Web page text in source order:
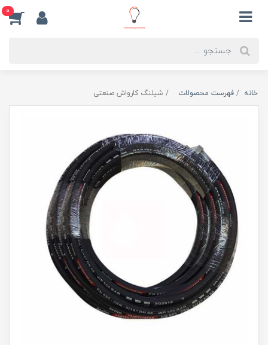
0
خانه فهرست محصولات شیلنگ کارواش صنعتی